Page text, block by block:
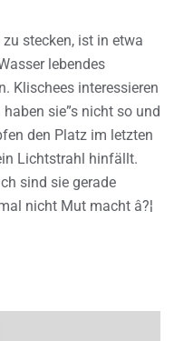
stecken, ist in etwa
lebendes
Klischees interessieren
sie”s nicht so und
den Platz im letzten
Lichtstrahl hinfällt.
sind sie gerade
nicht Mut macht â?¦